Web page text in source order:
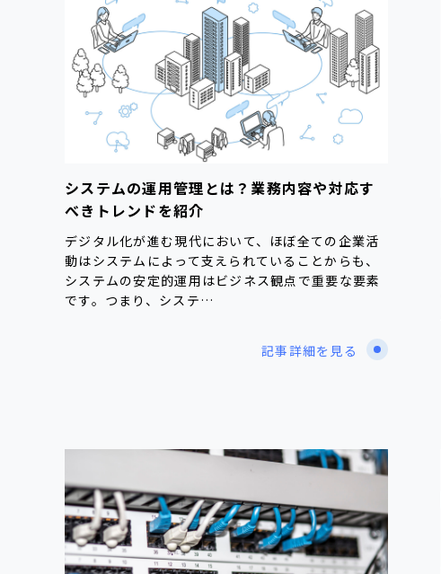
システムの運用管理とは？業務内容や対応す
べきトレンドを紹介
デジタル化が進む現代において、ほぼ全ての企業活
動はシステムによって支えられていることからも、
システムの安定的運用はビジネス観点で重要な要素
です。つまり、システ…
記事詳細を見る